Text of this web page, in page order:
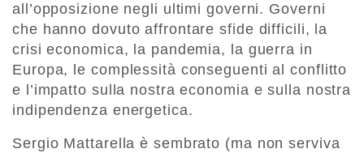
all’opposizione negli ultimi governi. Governi
che hanno dovuto affrontare sfide difficili, la
crisi economica, la pandemia, la guerra in
Europa, le complessità conseguenti al conflitto
e l’impatto sulla nostra economia e sulla nostra
indipendenza energetica.
Sergio Mattarella è sembrato (ma non serviva